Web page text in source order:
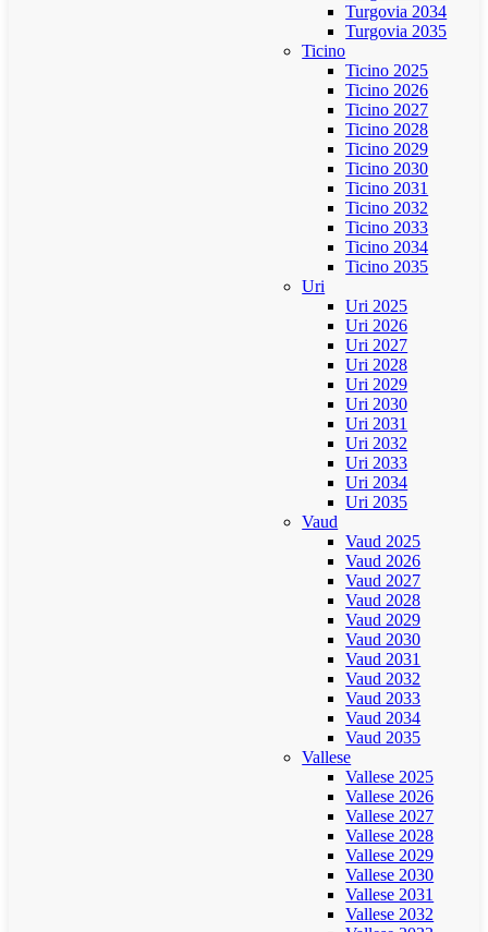
Turgovia 2034
Turgovia 2035
Ticino
Ticino 2025
Ticino 2026
Ticino 2027
Ticino 2028
Ticino 2029
Ticino 2030
Ticino 2031
Ticino 2032
Ticino 2033
Ticino 2034
Ticino 2035
Uri
Uri 2025
Uri 2026
Uri 2027
Uri 2028
Uri 2029
Uri 2030
Uri 2031
Uri 2032
Uri 2033
Uri 2034
Uri 2035
Vaud
Vaud 2025
Vaud 2026
Vaud 2027
Vaud 2028
Vaud 2029
Vaud 2030
Vaud 2031
Vaud 2032
Vaud 2033
Vaud 2034
Vaud 2035
Vallese
Vallese 2025
Vallese 2026
Vallese 2027
Vallese 2028
Vallese 2029
Vallese 2030
Vallese 2031
Vallese 2032